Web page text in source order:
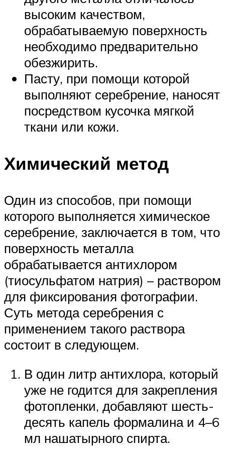
высоким качеством,
обрабатываемую поверхность
необходимо предварительно
обезжирить.
Пасту, при помощи которой
выполняют серебрение, наносят
посредством кусочка мягкой
ткани или кожи.
Химический метод
Один из способов, при помощи
которого выполняется химическое
серебрение, заключается в том, что
поверхность металла
обрабатывается антихлором
(тиосульфатом натрия) – раствором
для фиксирования фотографии.
Суть метода серебрения с
применением такого раствора
состоит в следующем.
В один литр антихлора, который
уже не годится для закрепления
фотопленки, добавляют шесть-
десять капель формалина и 4–6
мл нашатырного спирта.